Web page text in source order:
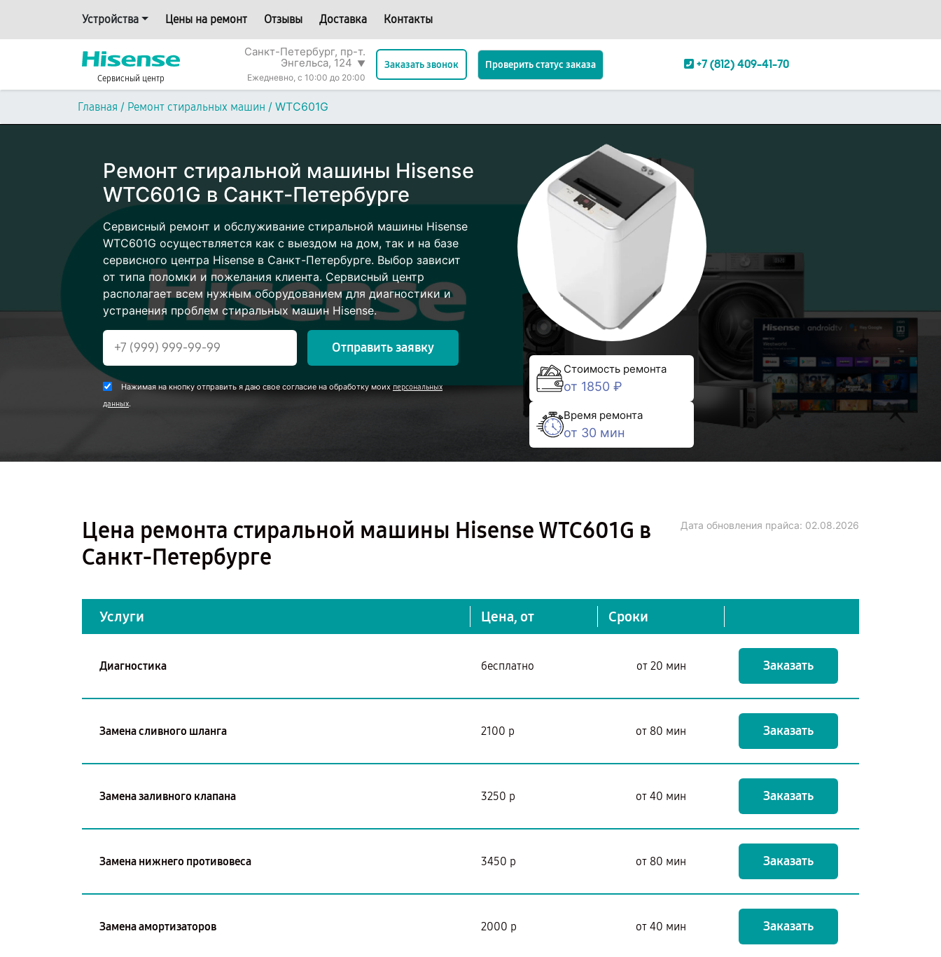
Устройства Цены на ремонт Отзывы Доставка Контакты
Сервисный центр
Санкт-Петербург, пр-т.
Энгельса, 124 ▼
Ежедневно, с 10:00 до 20:00
Заказать звонок Проверить статус заказа +7 (812) 409-41-70
Главная / Ремонт стиральных машин / WTC601G
Ремонт стиральной машины Hisense
WTC601G в Санкт-Петербурге
Сервисный ремонт и обслуживание стиральной машины Hisense
WTC601G осуществляется как с выездом на дом, так и на базе
сервисного центра Hisense в Санкт-Петербурге. Выбор зависит
от типа поломки и пожелания клиента. Сервисный центр
располагает всем нужным оборудованием для диагностики и
устранения проблем стиральных машин Hisense.
Отправить заявку
Нажимая на кнопку отправить я даю свое согласие на обработку моихперсональных
данных.
Стоимость ремонта
от 1850 ₽
Время ремонта
от 30 мин
Цена ремонта стиральной машины Hisense WTC601G в
Санкт-Петербурге
Дата обновления прайса: 02.08.2026
Услуги Цена, от Сроки
Диагностика бесплатно от 20 мин Заказать
Замена сливного шланга 2100 р от 80 мин Заказать
Замена заливного клапана 3250 р от 40 мин Заказать
Замена нижнего противовеса 3450 р от 80 мин Заказать
Замена амортизаторов 2000 р от 40 мин Заказать